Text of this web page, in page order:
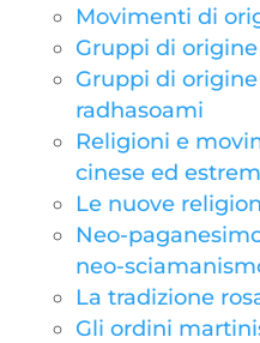
Movimenti di
Gruppi di
Gruppi di
radhasoami
Religioni e
cinese ed
Le nuove
Neo-
neo-
La tradizione
Gli ordini